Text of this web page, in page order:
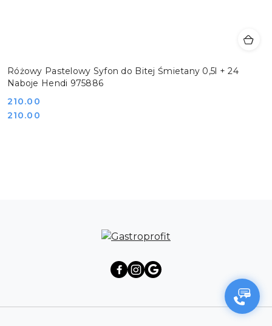
Różowy Pastelowy Syfon do Bitej Śmietany 0,5l + 24
Naboje Hendi 975886
Cena:
210.00
Cena:
210.00